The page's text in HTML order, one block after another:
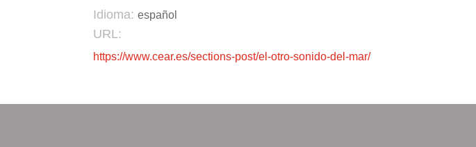
Idioma: español
URL:
https://www.cear.es/sections-post/el-otro-sonido-del-mar/